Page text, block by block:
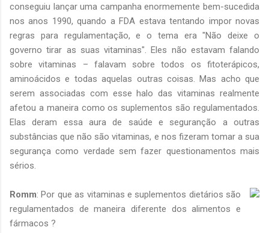
conseguiu lançar uma campanha enormemente bem-sucedida
nos anos 1990, quando a FDA estava tentando impor novas
regras para regulamentação, e o tema era "Não deixe o
governo tirar as suas vitaminas". Eles não estavam falando
sobre vitaminas – falavam sobre todos os fitoterápicos,
aminoácidos e todas aquelas outras coisas. Mas acho que
serem associadas com esse halo das vitaminas realmente
afetou a maneira como os suplementos são regulamentados.
Elas deram essa aura de saúde e seguranção a outras
substâncias que não são vitaminas, e nos fizeram tomar a sua
segurança como verdade sem fazer questionamentos mais
sérios.
Romm: Por que as vitaminas e suplementos dietários são
regulamentados de maneira diferente dos alimentos e
fármacos ?